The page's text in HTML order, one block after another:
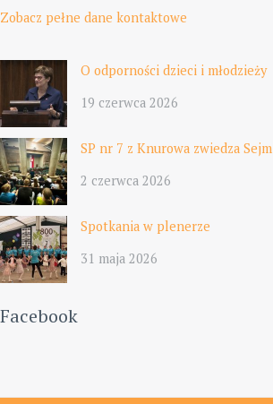
Zobacz pełne dane kontaktowe
O odporności dzieci i młodzieży
19 czerwca 2026
SP nr 7 z Knurowa zwiedza Sejm
2 czerwca 2026
Spotkania w plenerze
31 maja 2026
Facebook